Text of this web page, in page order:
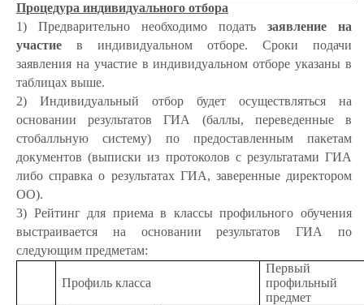
Процедура индивидуального отбора
1) Предварительно необходимо подать заявление на
участие в индивидуальном отборе. Сроки подачи
заявления на участие в индивидуальном отборе указаны в
таблицах выше.
2) Индивидуальный отбор будет осуществляться на
основании результатов ГИА (баллы, переведенные в
стобалльную систему) по предоставленным пакетам
документов (выписки из протоколов с результатами ГИА
либо справка о результатах ГИА, заверенные директором
ОО).
3) Рейтинг для приема в классы профильного обучения
выстраивается на основании результатов ГИА по
следующим предметам:
Профиль класса
Первый
профильный
предмет